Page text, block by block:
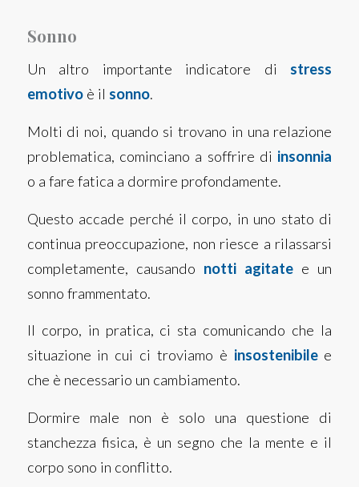
Sonno
Un altro importante indicatore di stress
emotivoè il sonno.
Molti di noi, quando si trovano in una relazione
problematica, cominciano a soffrire di insonnia
o a fare fatica a dormire profondamente.
Questo accade perché il corpo, in uno stato di
continua preoccupazione, non riesce a rilassarsi
completamente, causando notti agitate e un
sonno frammentato.
Il corpo, in pratica, ci sta comunicando che la
situazione in cui ci troviamo è insostenibilee
che è necessario un cambiamento.
Dormire male non è solo una questione di
stanchezza fisica, è un segno che la mente e il
corpo sono in conflitto.